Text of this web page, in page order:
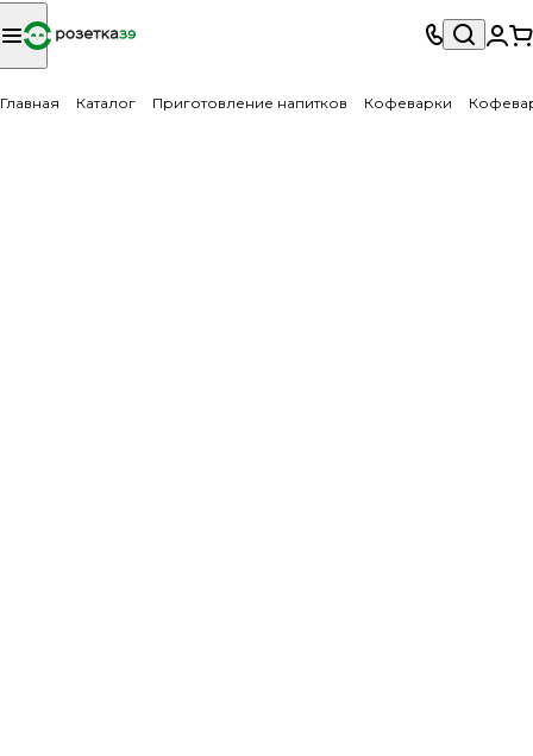
Главная Каталог Приготовление напитков Кофеварки